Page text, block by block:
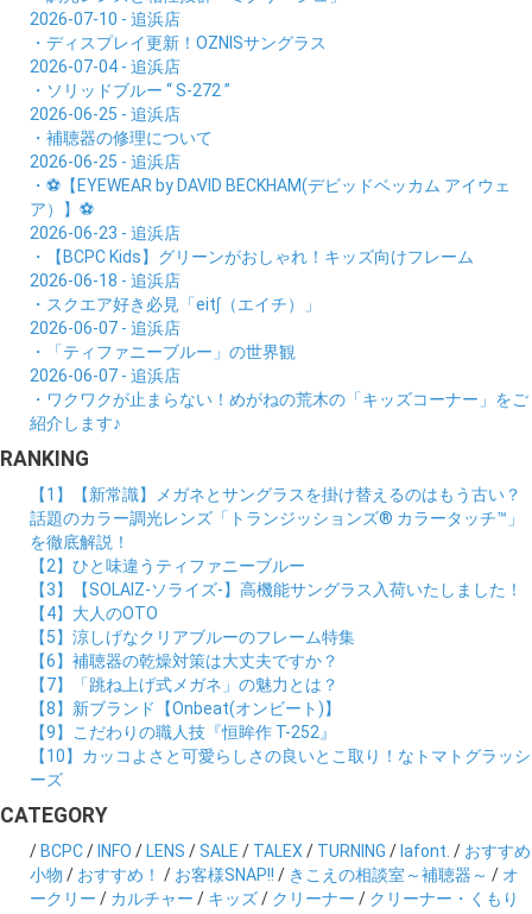
2026-07-10 - 追浜店
・ディスプレイ更新！OZNISサングラス
2026-07-04 - 追浜店
・ソリッドブルー “ S-272 ”
2026-06-25 - 追浜店
・補聴器の修理について
2026-06-25 - 追浜店
・⚽【EYEWEAR by DAVID BECKHAM(デビッドベッカム アイウェ
ア）】⚽
2026-06-23 - 追浜店
・【BCPC Kids】グリーンがおしゃれ！キッズ向けフレーム
2026-06-18 - 追浜店
・スクエア好き必見「eit∫（エイチ）」
2026-06-07 - 追浜店
・「ティファニーブルー」の世界観
2026-06-07 - 追浜店
・ワクワクが止まらない！めがねの荒木の「キッズコーナー」をご
紹介します♪
RANKING
【1】【新常識】メガネとサングラスを掛け替えるのはもう古い？
話題のカラー調光レンズ「トランジッションズ® カラータッチ™」
を徹底解説！
【2】ひと味違うティファニーブルー
【3】【SOLAIZ-ソライズ-】高機能サングラス入荷いたしました！
【4】大人のOTO
【5】涼しげなクリアブルーのフレーム特集
【6】補聴器の乾燥対策は大丈夫ですか？
【7】「跳ね上げ式メガネ」の魅力とは？
【8】新ブランド【Onbeat(オンビート)】
【9】こだわりの職人技『恒眸作 T-252』
【10】カッコよさと可愛らしさの良いとこ取り！なトマトグラッシ
ーズ
CATEGORY
/BCPC/INFO /LENS /SALE / TALEX / TURNING /lafont. / おすすめ
小物 / おすすめ！ / お客様SNAP!! / きこえの相談室～補聴器～ / オ
ークリー / カルチャー / キッズ/ クリーナー / クリーナー・くもり